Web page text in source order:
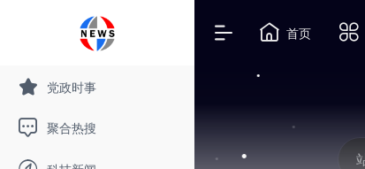
党政时事
聚合热搜
首页